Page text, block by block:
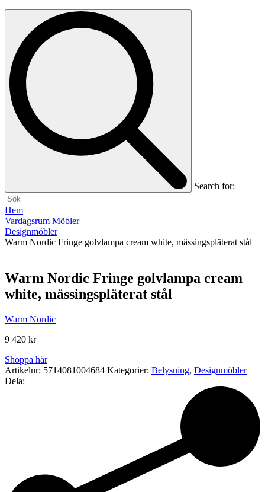
Search for:
Hem
Vardagsrum Möbler
Designmöbler
Warm Nordic Fringe golvlampa cream white, mässingspläterat stål
Warm Nordic Fringe golvlampa cream
white, mässingspläterat stål
Warm Nordic
9 420 kr
Shoppa här
Artikelnr: 5714081004684 Kategorier: Belysning, Designmöbler
Dela: